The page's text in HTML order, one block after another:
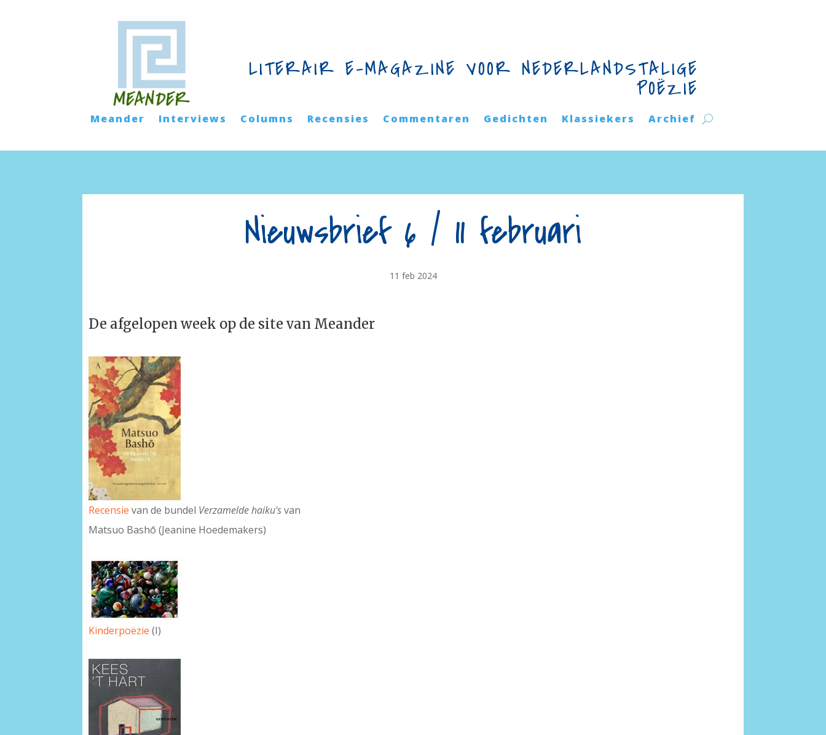
LITERAIR E-MAGAZINE VOOR NEDERLANDSTALIGE
POËZIE
Meander Interviews Columns Recensies Commentaren Gedichten Klassiekers Archief
Nieuwsbrief 6 / 11 februari
11 feb 2024
De afgelopen week op de site van Meander
Recensie van de bundel Verzamelde haiku'svan
Matsuo Bashō (Jeanine Hoedemakers)
Kinderpoëzie (I)